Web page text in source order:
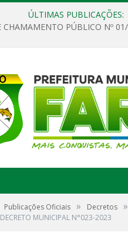
ÚLTIMAS PUBLICAÇÕES:
Publicações Oficiais » Decretos »
DECRETO MUNICIPAL N°023-2023